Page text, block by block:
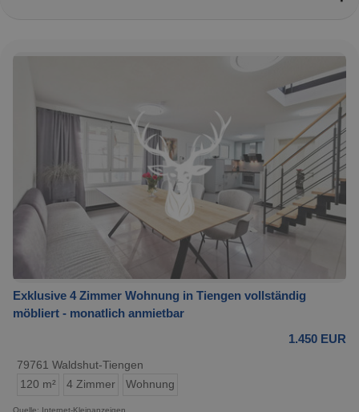
Exklusive 4 Zimmer Wohnung in Tiengen vollständig
möbliert - monatlich anmietbar
1.450 EUR
79761 Waldshut-Tiengen
120 m²
4 Zimmer Wohnung
Quelle: Internet-Kleinanzeigen